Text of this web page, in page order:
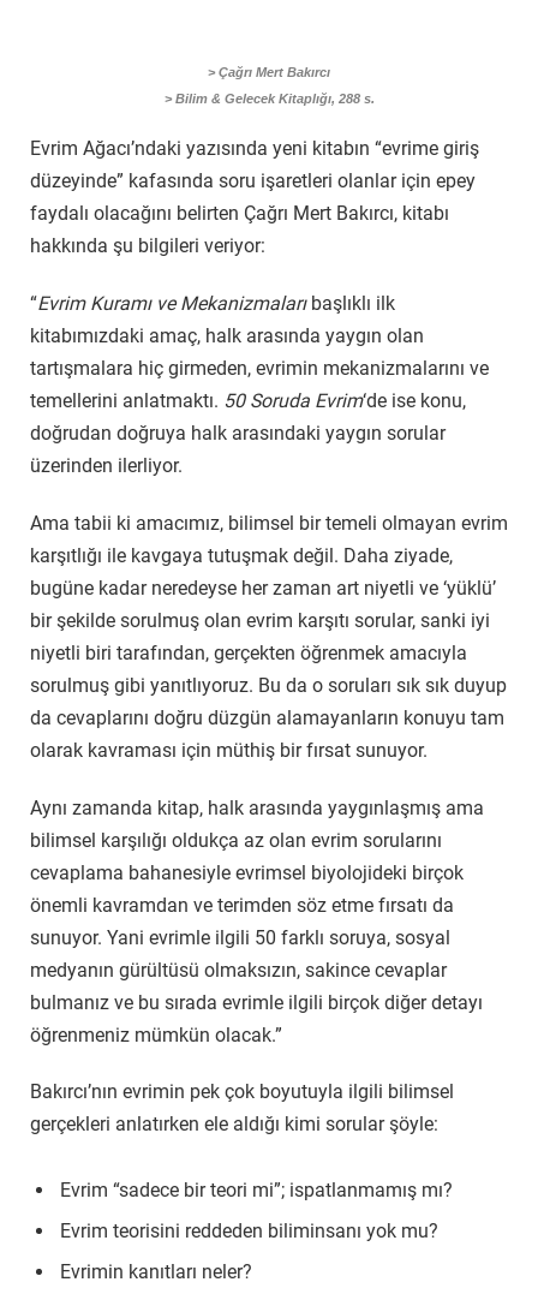
> Çağrı Mert Bakırcı
> Bilim & Gelecek Kitaplığı, 288 s.
Evrim Ağacı’ndaki yazısında yeni kitabın “evrime giriş
düzeyinde” kafasında soru işaretleri olanlar için epey
faydalı olacağını belirten Çağrı Mert Bakırcı, kitabı
hakkında şu bilgileri veriyor:
“Evrim Kuramı ve Mekanizmalarıbaşlıklı ilk
kitabımızdaki amaç, halk arasında yaygın olan
tartışmalara hiç girmeden, evrimin mekanizmalarını ve
temellerini anlatmaktı. 50 Soruda Evrim‘de ise konu,
doğrudan doğruya halk arasındaki yaygın sorular
üzerinden ilerliyor.
Ama tabii ki amacımız, bilimsel bir temeli olmayan evrim
karşıtlığı ile kavgaya tutuşmak değil. Daha ziyade,
bugüne kadar neredeyse her zaman art niyetli ve ‘yüklü’
bir şekilde sorulmuş olan evrim karşıtı sorular, sanki iyi
niyetli biri tarafından, gerçekten öğrenmek amacıyla
sorulmuş gibi yanıtlıyoruz. Bu da o soruları sık sık duyup
da cevaplarını doğru düzgün alamayanların konuyu tam
olarak kavraması için müthiş bir fırsat sunuyor.
Aynı zamanda kitap, halk arasında yaygınlaşmış ama
bilimsel karşılığı oldukça az olan evrim sorularını
cevaplama bahanesiyle evrimsel biyolojideki birçok
önemli kavramdan ve terimden söz etme fırsatı da
sunuyor. Yani evrimle ilgili 50 farklı soruya, sosyal
medyanın gürültüsü olmaksızın, sakince cevaplar
bulmanız ve bu sırada evrimle ilgili birçok diğer detayı
öğrenmeniz mümkün olacak.”
Bakırcı’nın evrimin pek çok boyutuyla ilgili bilimsel
gerçekleri anlatırken ele aldığı kimi sorular şöyle:
Evrim “sadece bir teori mi”; ispatlanmamış mı?
Evrim teorisini reddeden biliminsanı yok mu?
Evrimin kanıtları neler?